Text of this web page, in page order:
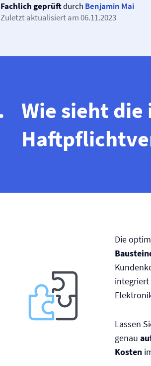
Fachlich geprüftdurch Benjamin Mai
Zuletzt aktualisiert am06.11.2023
Wie sieht die
Die
integriert
Lassen
genau
Kosten